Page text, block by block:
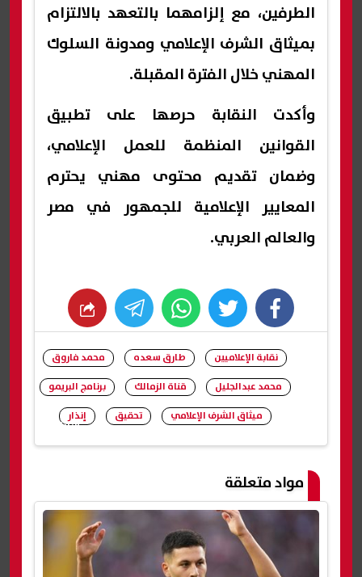
الطرفين، مع إلزامهما بالتعهد بالالتزام
بميثاق الشرف الإعلامي ومدونة السلوك
المهني خلال الفترة المقبلة.
وأكدت النقابة حرصها على تطبيق
القوانين المنظمة للعمل الإعلامي،
وضمان تقديم محتوى مهني يحترم
المعايير الإعلامية للجمهور في مصر
والعالم العربي.
facebook
twitter
whats
شارك
نقابة الإعلاميين طارق سعده
محمد فاروق
محمد عبدالجليل
قناة الزمالك
برنامج البريمو
ميثاق الشرف الإعلامي
تحقيق إنذار
مواد متعلقة